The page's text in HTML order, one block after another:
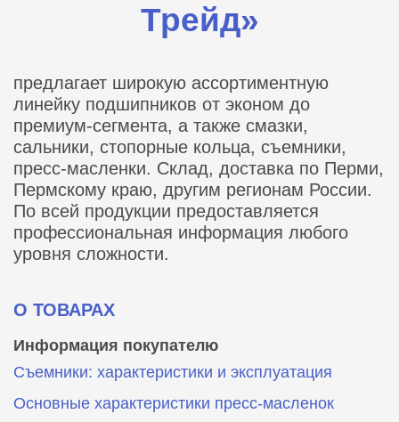
Трейд»
предлагает широкую ассортиментную
линейку подшипников от эконом до
премиум-сегмента, а также смазки,
сальники, стопорные кольца, съемники,
пресс-масленки. Склад, доставка по Перми,
Пермскому краю, другим регионам России.
По всей продукции предоставляется
профессиональная информация любого
уровня сложности.
О ТОВАРАХ
Информация покупателю
Съемники: характеристики и эксплуатация
Основные характеристики пресс‑масленок